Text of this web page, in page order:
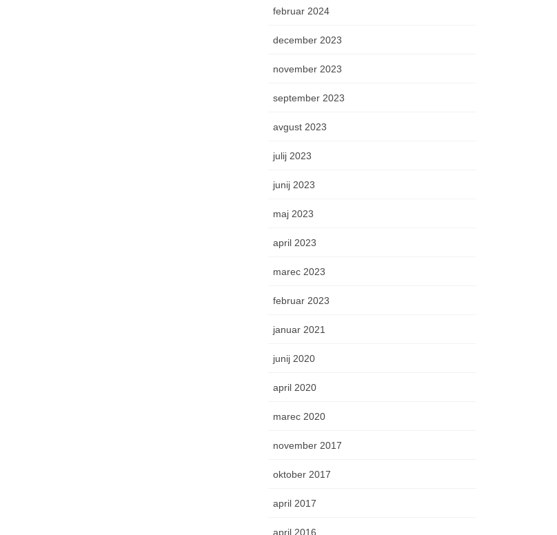
februar 2024
december 2023
november 2023
september 2023
avgust 2023
julij 2023
junij 2023
maj 2023
april 2023
marec 2023
februar 2023
januar 2021
junij 2020
april 2020
marec 2020
november 2017
oktober 2017
april 2017
april 2016